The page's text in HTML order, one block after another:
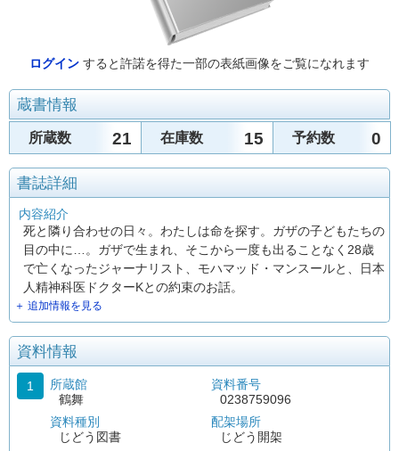
ログイン すると許諾を得た一部の表紙画像をご覧になれます
蔵書情報
所蔵数 21 在庫数 15 予約数 0
書誌詳細
内容紹介
死と隣り合わせの日々。わたしは命を探す。ガザの子どもたちの
目の中に…。ガザで生まれ、そこから一度も出ることなく28歳
で亡くなったジャーナリスト、モハマッド・マンスールと、日本
人精神科医ドクターKとの約束のお話。
＋ 追加情報を見る
資料情報
1
所蔵館
鶴舞
資料種別
じどう図書
資料番号
0238759096
配架場所
じどう開架